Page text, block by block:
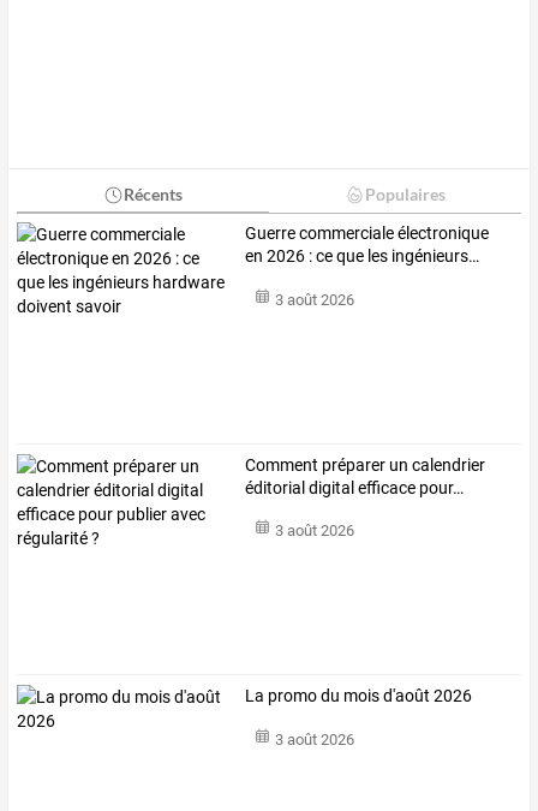
Récents Populaires
Guerrecommercialeélectronique
en 2026 :ceque les ingénieurs…
3 août 2026
Comment préparer un calendrier
éditorial digital efficace pour…
3 août 2026
La promo du mois d'août 2026
3 août 2026